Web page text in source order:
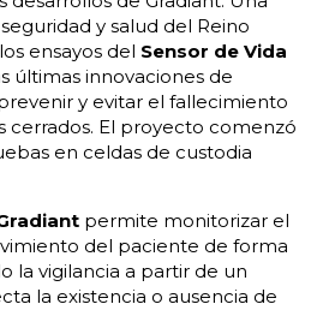
y salud del Reino
ensayos del Sensor de Vida
últimas innovaciones de
y evitar el fallecimiento
cerrados. El proyecto comenzó
en celdas de custodia
permite monitorizar el
del paciente de forma
la vigilancia a partir de un
la existencia o ausencia de